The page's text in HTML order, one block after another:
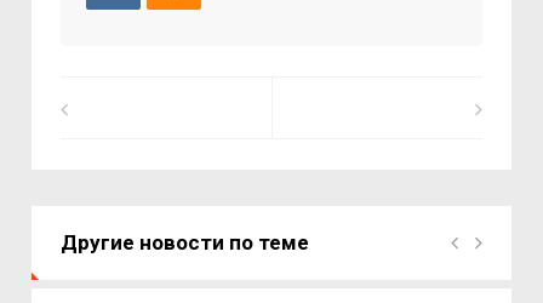
Другие новости по теме